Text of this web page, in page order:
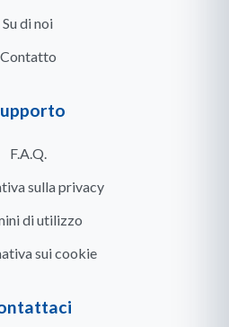
Su di noi
Contatto
F.A.Q.
sulla privacy
di utilizzo
sui cookie